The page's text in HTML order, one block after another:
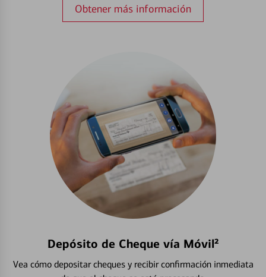
Obtener más información
Depósito de Cheque vía Móvil²
Vea cómo depositar cheques y recibir confirmación inmediata